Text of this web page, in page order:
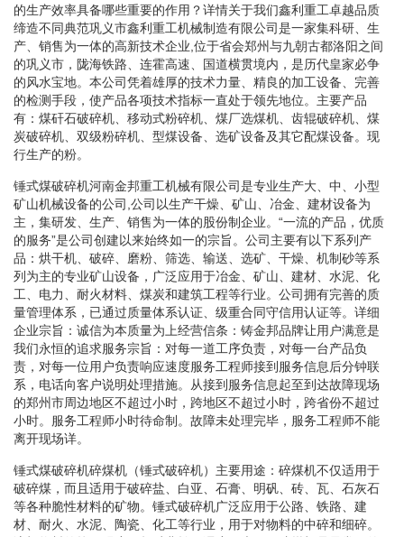
的生产效率具备哪些重要的作用？详情关于我们鑫利重工卓越品质
缔造不同典范巩义市鑫利重工机械制造有限公司是一家集科研、生
产、销售为一体的高新技术企业,位于省会郑州与九朝古都洛阳之间
的巩义市，陇海铁路、连霍高速、国道横贯境内，是历代皇家必争
的风水宝地。本公司凭着雄厚的技术力量、精良的加工设备、完善
的检测手段，使产品各项技术指标一直处于领先地位。主要产品
有：煤矸石破碎机、移动式粉碎机、煤厂选煤机、齿辊破碎机、煤
炭破碎机、双级粉碎机、型煤设备、选矿设备及其它配煤设备。现
行生产的粉。
锤式煤破碎机河南金邦重工机械有限公司是专业生产大、中、小型
矿山机械设备的公司,公司以生产干燥、矿山、冶金、建材设备为
主，集研发、生产、销售为一体的股份制企业。“一流的产品，优质
的服务”是公司创建以来始终如一的宗旨。公司主要有以下系列产
品：烘干机、破碎、磨粉、筛选、输送、选矿、干燥、机制砂等系
列为主的专业矿山设备，广泛应用于冶金、矿山、建材、水泥、化
工、电力、耐火材料、煤炭和建筑工程等行业。公司拥有完善的质
量管理体系，已通过质量体系认证、级重合同守信用认证等。详细
企业宗旨：诚信为本质量为上经营信条：铸金邦品牌让用户满意是
我们永恒的追求服务宗旨：对每一道工序负责，对每一台产品负
责，对每一位用户负责响应速度服务工程师接到服务信息后分钟联
系，电话向客户说明处理措施。从接到服务信息起至到达故障现场
的郑州市周边地区不超过小时，跨地区不超过小时，跨省份不超过
小时。服务工程师小时待命制。故障未处理完毕，服务工程师不能
离开现场详。
锤式煤破碎机碎煤机（锤式破碎机）主要用途：碎煤机不仅适用于
破碎煤，而且适用于破碎盐、白亚、石膏、明矾、砖、瓦、石灰石
等各种脆性材料的矿物。锤式破碎机广泛应用于公路、铁路、建
材、耐火、水泥、陶瓷、化工等行业，用于对物料的中碎和细碎。